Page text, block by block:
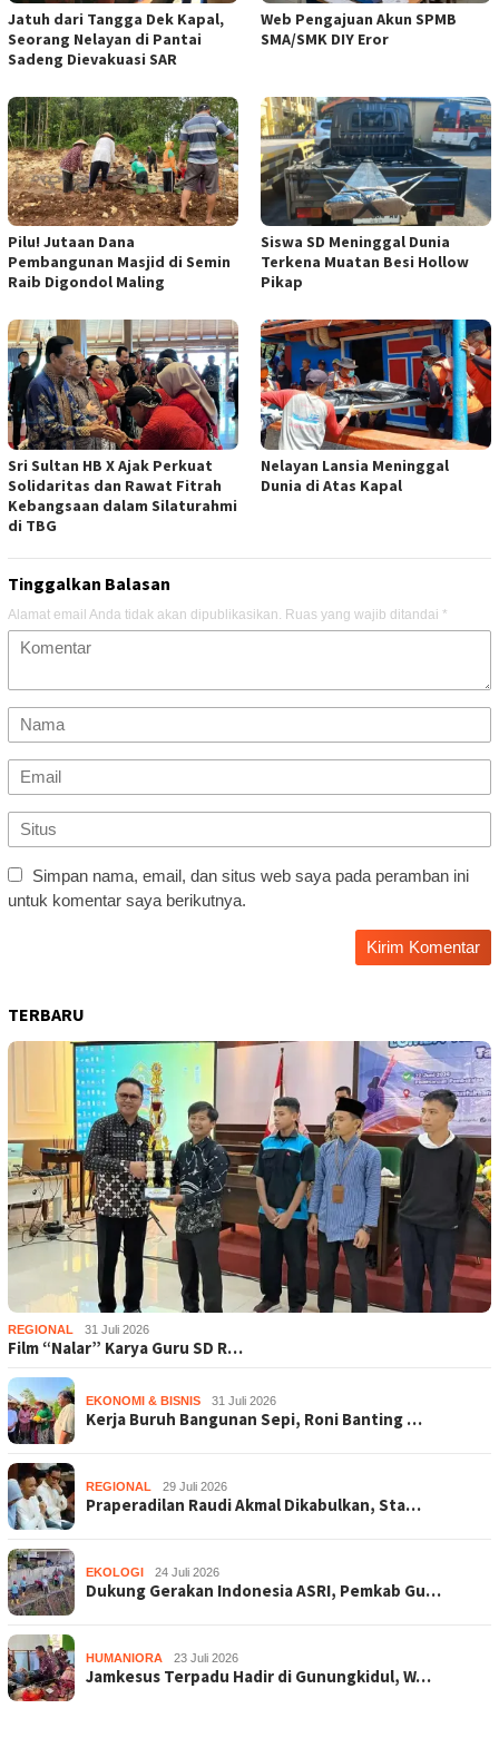
Jatuh dari Tangga Dek Kapal,
Seorang Nelayan di Pantai
Sadeng Dievakuasi SAR
Web Pengajuan Akun SPMB
SMA/SMK DIY Eror
Pilu! Jutaan Dana
Pembangunan Masjid di Semin
Raib Digondol Maling
Siswa SD Meninggal Dunia
Terkena Muatan Besi Hollow
Pikap
Sri Sultan HB X Ajak Perkuat
Solidaritas dan Rawat Fitrah
Kebangsaan dalam Silaturahmi
di TBG
Nelayan Lansia Meninggal
Dunia di Atas Kapal
Tinggalkan Balasan
Alamat email Anda tidak akan dipublikasikan. Ruas yang wajib ditandai *
Simpan nama, email, dan situs web saya pada peramban ini
untuk komentar saya berikutnya.
TERBARU
REGIONAL 31 Juli 2026
Film “Nalar” Karya Guru SD R…
EKONOMI & BISNIS 31 Juli 2026
Kerja Buruh Bangunan Sepi, Roni Banting …
REGIONAL 29 Juli 2026
Praperadilan Raudi Akmal Dikabulkan, Sta…
EKOLOGI 24 Juli 2026
Dukung Gerakan Indonesia ASRI, Pemkab Gu…
HUMANIORA 23 Juli 2026
Jamkesus Terpadu Hadir di Gunungkidul, W…